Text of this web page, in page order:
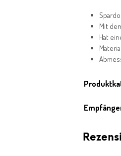
Mit
Hat